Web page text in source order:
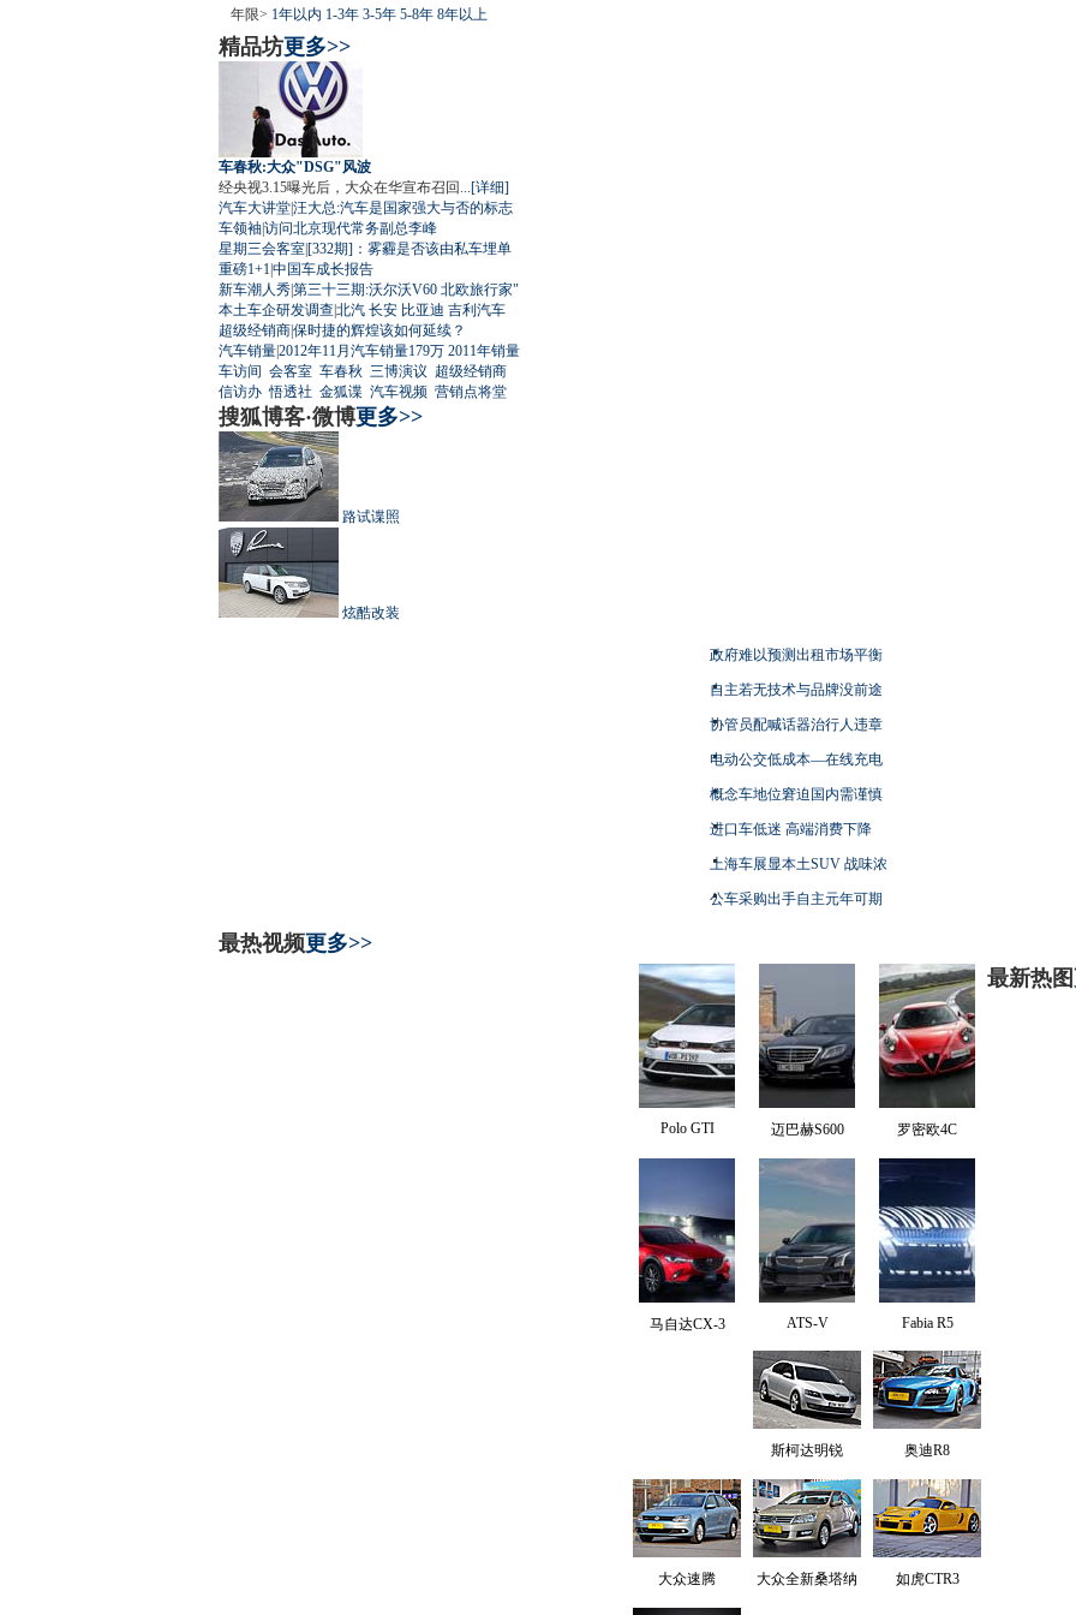
年限> 1年以内 1-3年 3-5年 5-8年 8年以上
精品坊更多>>
车春秋:大众"DSG"风波
经央视3.15曝光后，大众在华宣布召回... [详细]
汽车大讲堂|汪大总:汽车是国家强大与否的标志
车领袖|访问北京现代常务副总李峰
星期三会客室|[332期]：雾霾是否该由私车埋单
重磅1+1 |中国车成长报告
新车潮人秀|第三十三期:沃尔沃V60 北欧旅行家"
本土车企研发调查|北汽 长安 比亚迪 吉利汽车
超级经销商|保时捷的辉煌该如何延续？
汽车销量|2012年11月汽车销量179万 2011年销量
车访间 会客室 车春秋 三博演议 超级经销商
信访办 悟透社 金狐谍 汽车视频 营销点将堂
搜狐博客·微博更多>>
路试谍照
炫酷改装
政府难以预测出租市场平衡
自主若无技术与品牌没前途
协管员配喊话器治行人违章
电动公交低成本—在线充电
概念车地位窘迫国内需谨慎
进口车低迷 高端消费下降
上海车展显本土SUV 战味浓
公车采购出手自主元年可期
最热视频更多>>
Polo GTI 迈巴赫S600 罗密欧4C
马自达CX-3 ATS-V Fabia R5
最新热图
斯柯达明锐 奥迪R8
大众速腾 大众全新桑塔纳 如虎CTR3